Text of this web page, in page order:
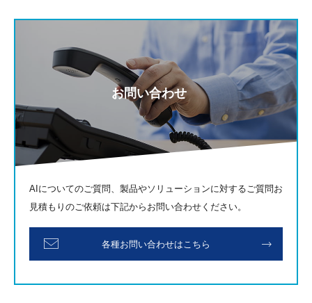
お問い合わせ
AIについてのご質問、製品やソリューションに対するご質問お
見積もりのご依頼は下記からお問い合わせください。
各種お問い合わせはこちら